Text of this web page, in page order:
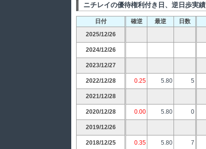
ニチレイの優待権利付き日、逆日歩実績
日付 確逆 最逆 日数
2025/12/26
2024/12/26
2023/12/27
2022/12/28 0.25 5.80 5
2021/12/28
2020/12/28 0.00 5.80 0
2019/12/26
2018/12/25 0.35 5.80 7